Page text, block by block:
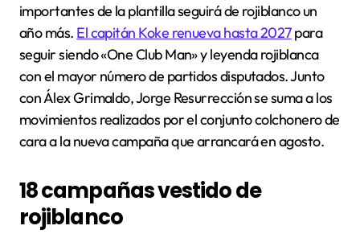
importantes de la plantilla seguirá de rojiblanco un
año más. El capitán Koke renueva hasta 2027para
seguir siendo «One Club Man» y leyenda rojiblanca
con el mayor número de partidos disputados. Junto
con Álex Grimaldo, Jorge Resurrección se suma a los
movimientos realizados por el conjunto colchonero de
cara a la nueva campaña que arrancará en agosto.
18 campañas vestido de
rojiblanco